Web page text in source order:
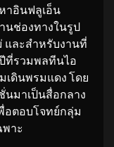
าอินฟลูเอ็น
นช่องทางในรูป
และสำหรับงานที่
ที่รวมพลทีนไอ
ดินพรมแดง โดย
นมาเป็นสื่อกลาง
อตอบโจทย์กลุ่ม
พาะ